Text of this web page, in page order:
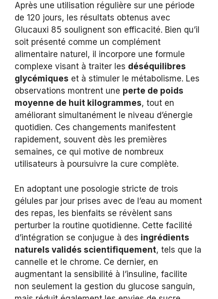
Après une utilisation régulière sur une période
de 120 jours, les résultats obtenus avec
Glucauxi 85 soulignent son efficacité. Bien qu’il
soit présenté comme un complément
alimentaire naturel, il incorpore une formule
complexe visant à traiter les déséquilibres
glycémiques et à stimuler le métabolisme. Les
observations montrent une perte de poids
moyenne de huit kilogrammes, tout en
améliorant simultanément le niveau d’énergie
quotidien. Ces changements manifestent
rapidement, souvent dès les premières
semaines, ce qui motive de nombreux
utilisateurs à poursuivre la cure complète.
En adoptant une posologie stricte de trois
gélules par jour prises avec de l’eau au moment
des repas, les bienfaits se révèlent sans
perturber la routine quotidienne. Cette facilité
d’intégration se conjugue à des ingrédients
naturels validés scientifiquement, tels que la
cannelle et le chrome. Ce dernier, en
augmentant la sensibilité à l’insuline, facilite
non seulement la gestion du glucose sanguin,